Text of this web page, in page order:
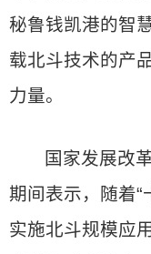
秘鲁钱凯港的智
载北斗技术的产
力量。
国家发展改
期间表示，随着“
实施北斗规模应